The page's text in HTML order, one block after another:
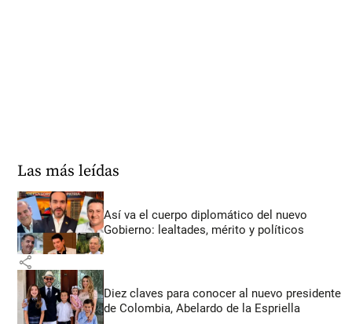
Las más leídas
Así va el cuerpo diplomático del nuevo
Gobierno: lealtades, mérito y políticos
share
Diez claves para conocer al nuevo presidente
de Colombia, Abelardo de la Espriella